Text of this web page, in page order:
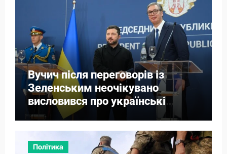
Вучич після переговорів із
Зеленським неочікувано
висловився про українські
території
Політика